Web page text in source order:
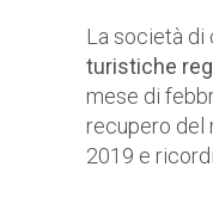
La società di
turistiche
mese di
recupero del
2019 e